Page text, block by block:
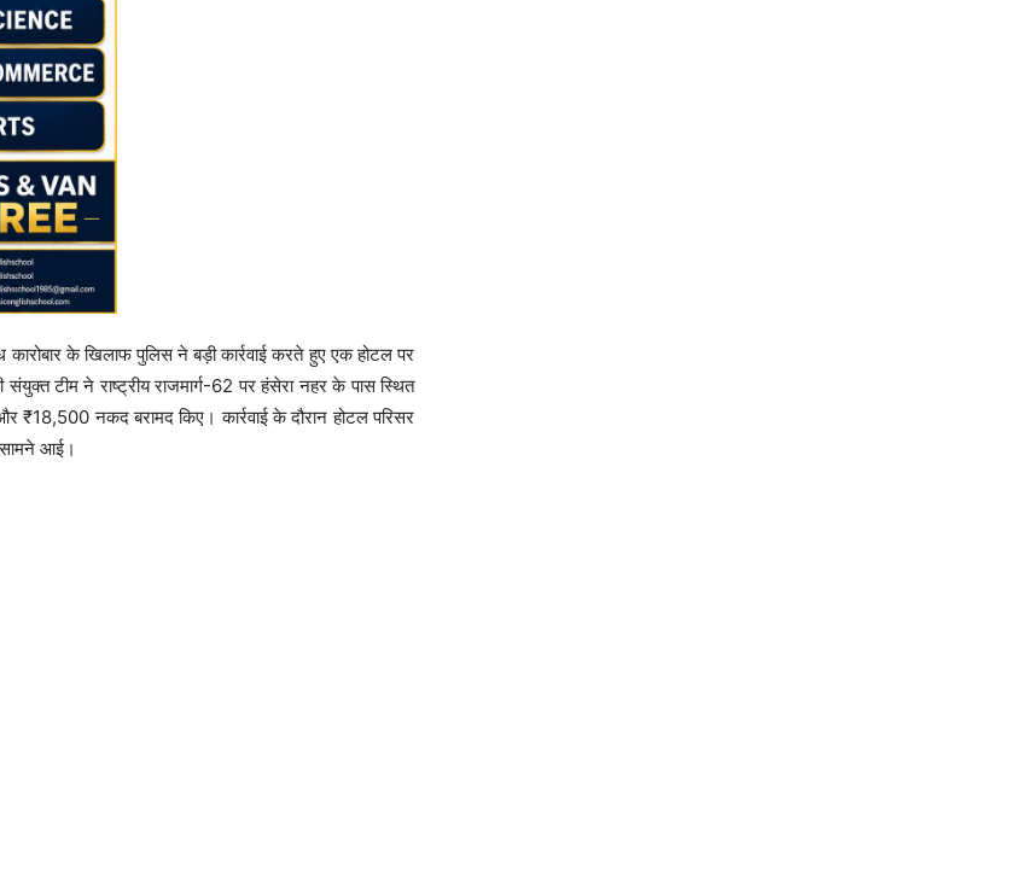
के खिलाफ पुलिस ने बड़ी कार्रवाई करते हुए एक होटल पर
टीम ने राष्ट्रीय राजमार्ग-62 पर हंसेरा नहर के पास स्थित
₹18,500 नकद बरामद किए। कार्रवाई के दौरान होटल परिसर
सामने आई।